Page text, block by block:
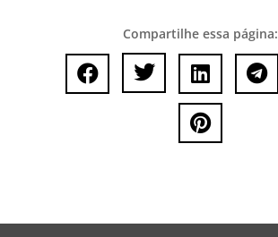
Compartilhe essa página:
   
